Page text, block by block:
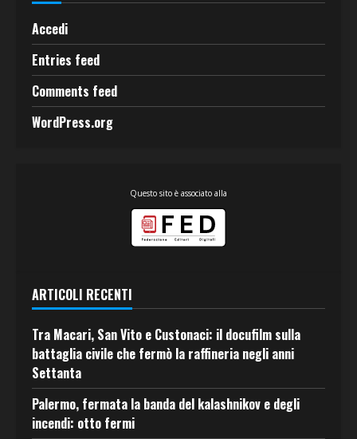
Accedi
Entries feed
Comments feed
WordPress.org
Questo sito è associato alla
ARTICOLI RECENTI
Tra Macari, San Vito e Custonaci: il docufilm sulla
battaglia civile che fermò la raffineria negli anni
Settanta
Palermo, fermata la banda del kalashnikov e degli
incendi: otto fermi